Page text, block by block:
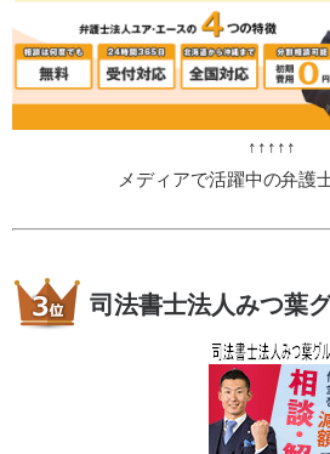
↑↑↑↑↑
メディアで活躍中の弁護
司法書士法人みつ葉